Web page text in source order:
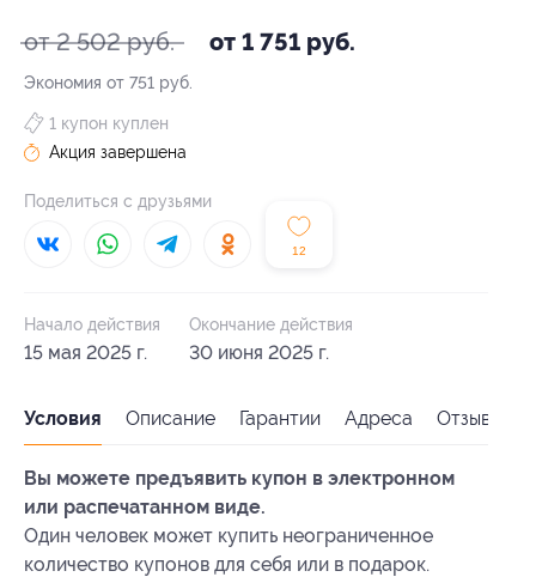
от 2 502 руб. от 1 751 руб.
Экономия от 751 руб.
12
1 купон куплен
Акция завершена
Поделиться с друзьями
Начало действия
15 мая 2025 г.
Окончание действия
30 июня 2025 г.
Условия Описание Гарантии Адреса Отзывы
Вы можете предъявить купон в электронном
или распечатанном виде.
Один человек может купить неограниченное
количество купонов для себя или в подарок.